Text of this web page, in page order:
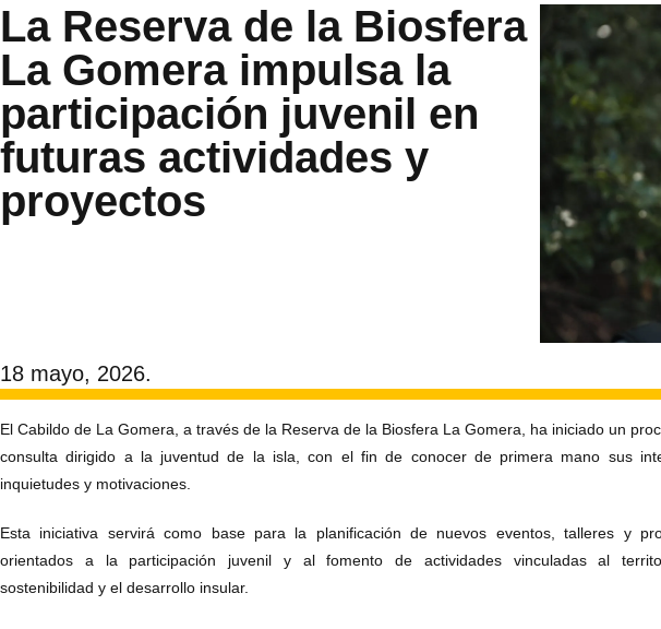
La Reserva de la Biosfera
La Gomera impulsa la
participación juvenil en
futuras actividades y
proyectos
18 mayo, 2026.
El Cabildo de La Gomera, a través de la Reserva de la Biosfera La Gomera, ha iniciado un
consulta dirigido a la juventud de la isla, con el fin de conocer de primera mano sus
inquietudes y motivaciones.
Esta iniciativa servirá como base para la planificación de nuevos eventos, talleres y
orientados a la participación juvenil y al fomento de actividades vinculadas al
sostenibilidad y el desarrollo insular.